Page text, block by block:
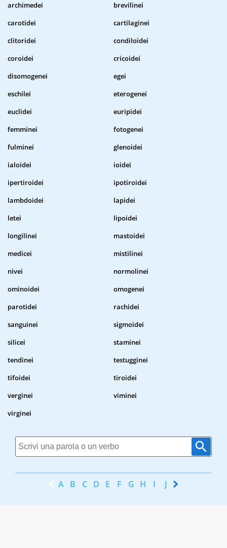
archimedei
brevilinei
carotidei
cartilaginei
clitoridei
condiloidei
coroidei
cricoidei
disomogenei
egei
eschilei
eterogenei
euclidei
euripidei
femminei
fotogenei
fulminei
glenoidei
ialoidei
ioidei
ipertiroidei
ipotiroidei
lambdoidei
lapidei
letei
lipoidei
longilinei
mastoidei
medicei
mistilinei
nivei
normolinei
ominoidei
omogenei
parotidei
rachidei
sanguinei
sigmoidei
silicei
staminei
tendinei
testugginei
tifoidei
tiroidei
verginei
viminei
virginei
A B C D E F G H I J K